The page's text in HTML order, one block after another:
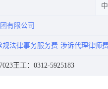
有限公司
规法律事务服务费 涉诉代理律师费
王工：0312-5925183